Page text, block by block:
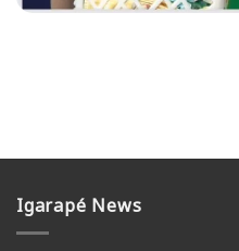
Igarapé News